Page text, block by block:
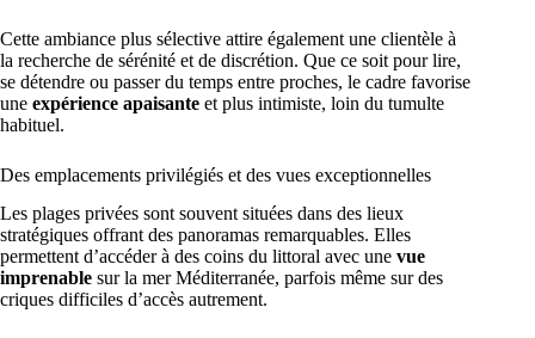
Cette ambiance plus sélective attire également une clientèle à
la recherche de sérénité et de discrétion. Que ce soit pour lire,
se détendre ou passer du temps entre proches, le cadre favorise
une expérience apaisante et plus intimiste, loin du tumulte
habituel.
Des emplacements privilégiés et des vues exceptionnelles
Les plages privées sont souvent situées dans des lieux
stratégiques offrant des panoramas remarquables. Elles
permettent d’accéder à des coins du littoral avec une vue
imprenable sur la mer Méditerranée, parfois même sur des
criques difficiles d’accès autrement.